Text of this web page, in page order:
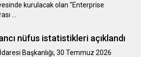
kurulacak olan "Enterprise
…
nüfus istatistikleri açıklandı
Başkanlığı, 30 Temmuz 2026